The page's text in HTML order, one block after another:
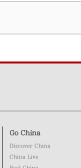
Go China
Discover China
China Live